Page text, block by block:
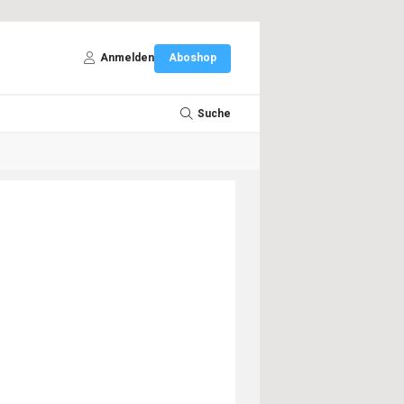
Anmelden Aboshop
Suche